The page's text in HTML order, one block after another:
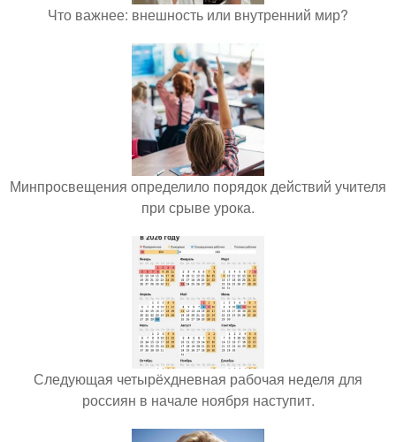
Что важнее: внешность или внутренний мир?
Минпросвещения определило порядок действий учителя
при срыве урока.
Следующая четырёхдневная рабочая неделя для
россиян в начале ноября наступит.